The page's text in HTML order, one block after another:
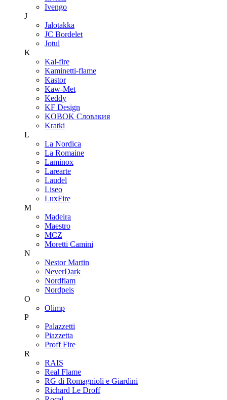
Ivengo
J
Jalotakka
JC Bordelet
Jotul
K
Kal-fire
Kaminetti-flame
Kastor
Kaw-Met
Keddy
KF Design
KOBOK Словакия
Kratki
L
La Nordica
La Romaine
Laminox
Larearte
Laudel
Liseo
LuxFire
M
Madeira
Maestro
MCZ
Moretti Camini
N
Nestor Martin
NeverDark
Nordflam
Nordpeis
O
Olimp
P
Palazzetti
Piazzetta
Proff Fire
R
RAIS
Real Flame
RG di Romagnioli e Giardini
Richard Le Droff